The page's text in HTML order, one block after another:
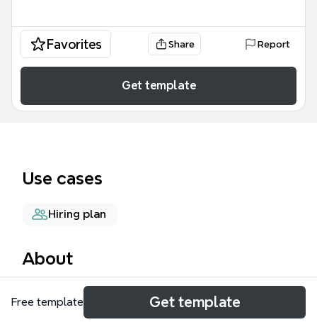
Favorites Share Report
Get template
Use cases
Hiring plan
About
税務コンサルタント（SC）マインドマップは、税務
コンサルティング業務の要件定義、採用基準、および
Free template Get template